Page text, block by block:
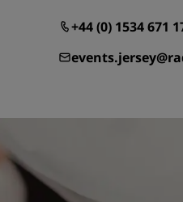
+44 (0) 1534 671